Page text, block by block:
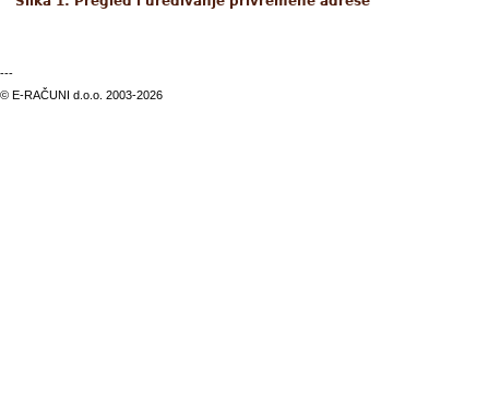
---
© E-RAČUNI d.o.o. 2003-2026